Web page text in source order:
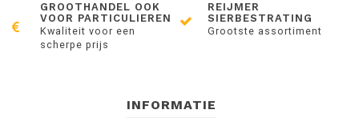
GROOTHANDEL OOK
VOOR PARTICULIEREN
Kwaliteit voor een
scherpe prijs
REIJMER
SIERBESTRATING
Grootste assortiment
INFORMATIE